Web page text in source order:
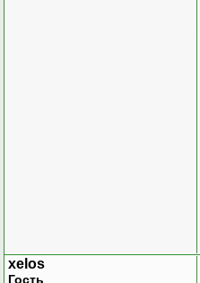
xelos
Гость